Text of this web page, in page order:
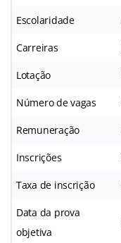
Escolaridade
Carreiras
Lotação
Número de vagas
Remuneração
Inscrições
Taxa de inscrição
Data da prova
objetiva